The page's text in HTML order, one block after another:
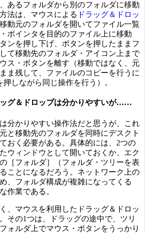
あるフォルダから別のフォルダに移動
法は、マウスによる ドラッグ＆ドロッ
動元のフォルダを開いてファイル一覧
ポインタを目的のファイル上に移動
ンを押し下げ、ボタンを押したままフ
て移動先のフォルダ・アイコン上まで
ス・ボタンを離す（移動ではなく、元
ま残して、ファイルのコピーを行うに
しながら同じ操作を行う）。
グ＆ドロップは分かりやすいが……
分かりやすい操作法だと思うが、これ
と移動先のフォルダを同時にデスクト
おく必要がある。具体的には、2つの
ウィンドウとして開いておくか、エク
［フォルダ］（フォルダ・ツリーを表
ことになるだろう。ネットワーク上の
、フォルダ構成が複雑になってくる
作業である。
、マウスを利用したドラッグ＆ドロッ
その1つは、ドラッグの途中で、ツリ
ォルダ上でマウス・ボタンをうっかり